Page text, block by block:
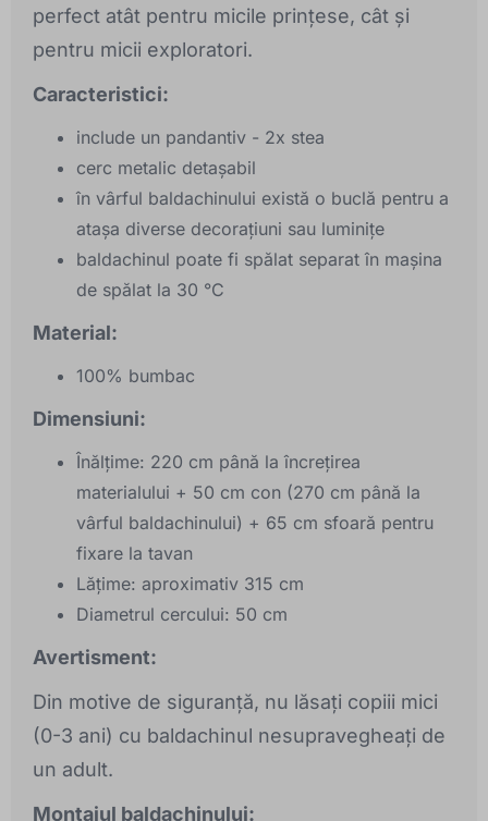
perfect atât pentru micile prințese, cât și
pentru micii exploratori.
Caracteristici:
include un pandantiv - 2x stea
cerc metalic detașabil
în vârful baldachinului există o buclă pentru a
atașa diverse decorațiuni sau luminițe
baldachinul poate fi spălat separat în mașina
de spălat la 30 °C
Material:
100% bumbac
Dimensiuni:
Înălțime: 220 cm până la încrețirea
materialului + 50 cm con (270 cm până la
vârful baldachinului) + 65 cm sfoară pentru
fixare la tavan
Lățime: aproximativ 315 cm
Diametrul cercului: 50 cm
Avertisment:
Din motive de siguranță, nu lăsați copiii mici
(0-3 ani) cu baldachinul nesupravegheați de
un adult.
Montajul baldachinului: